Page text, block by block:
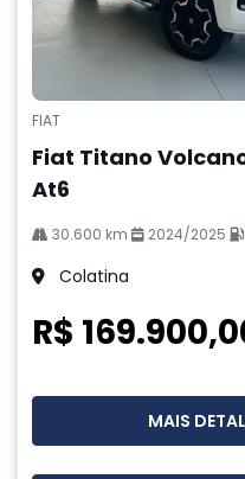
FIAT
Fiat Titano
At6
30.600 km 2024/2025
Colatina
R$
MAIS